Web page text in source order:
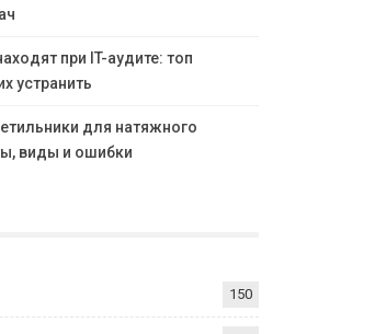
при IT-аудите: топ
устранить
для натяжного
виды и ошибки
150